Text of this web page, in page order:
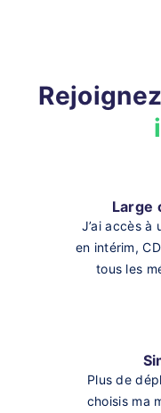
Large
J’ai accès à
en intérim,
tous les
Plus de
choisis ma